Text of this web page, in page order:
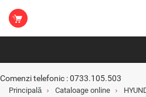
Comenzi telefonic : 0733.105.503
Principală Cataloage online